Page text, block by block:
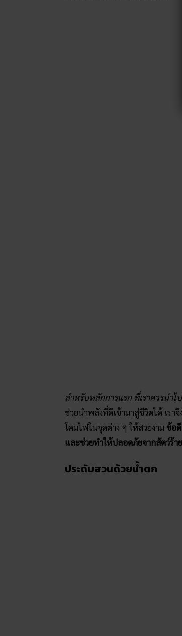
สำหรับหลักการแรก ที่เราควรนำ
ช่วยนำพลังที่ดีเข้ามาสู่ชีวิตได้ เร
โคมไฟในจุดต่าง ๆ ให้สวยงาม ข้อ
และช่วยทำให้ปลอดภัยจากสัตว์ร้า
ประดับสวนด้วยน้ำตก